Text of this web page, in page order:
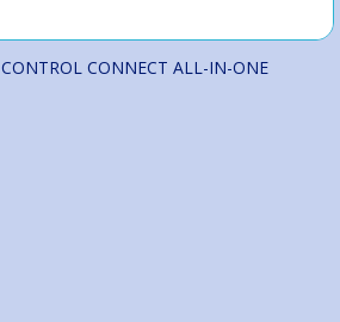
CONTROL CONNECT ALL-IN-ONE